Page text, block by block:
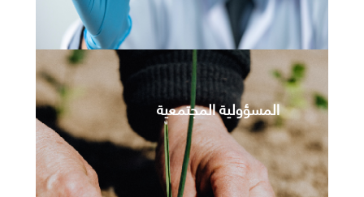
المسؤولية المجتمعية